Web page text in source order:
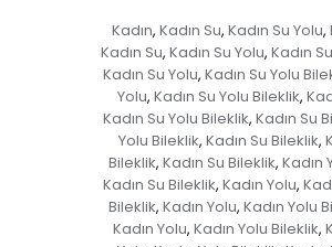
Kadın, Kadın Su, Kadın Su Yolu,
Kadın Su, Kadın Su Yolu, Kadın
Kadın Su Yolu, Kadın Su Yolu
Yolu, Kadın Su Yolu Bileklik,
Kadın Su Yolu Bileklik, Kadın Su
Yolu Bileklik, Kadın Su Bileklik,
Bileklik, Kadın Su Bileklik, Kadın
Kadın Su Bileklik, Kadın Yolu,
Bileklik, Kadın Yolu, Kadın Yolu
Kadın Yolu, Kadın Yolu Bileklik,